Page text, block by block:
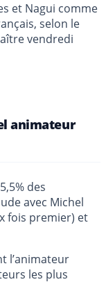
et Nagui comme
selon le
vendredi
animateur
des
avec Michel
fois premier) et
l’animateur
les plus